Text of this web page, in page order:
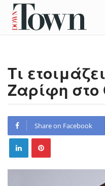
Τι
Ζαρίφη στο
Share on Facebook